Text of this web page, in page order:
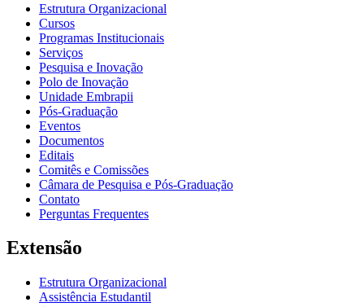
Estrutura Organizacional
Cursos
Programas Institucionais
Serviços
Pesquisa e Inovação
Polo de Inovação
Unidade Embrapii
Pós-Graduação
Eventos
Documentos
Editais
Comitês e Comissões
Câmara de Pesquisa e Pós-Graduação
Contato
Perguntas Frequentes
Extensão
Estrutura Organizacional
Assistência Estudantil